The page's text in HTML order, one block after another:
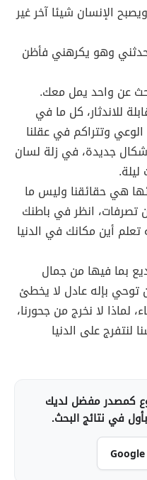
الإنسان شيئا آخر غير
وهو يكرهني فأظن
عن واحد يمل معك.
للاندثار، كل ما في
وتتراكم في عقلنا
جديدة، في زلة لسان
هي حقائقنا وليس ما
تصرفات، انظر في باطنك
أين مكانك في الدنيا
بما فيها من جمال
بإله عادل لا يخطئ
لماذا لا نخرج من جحورنا،
لنتفرج على الدنيا
كمصدر مفضل لديك
في نتائج البحث.